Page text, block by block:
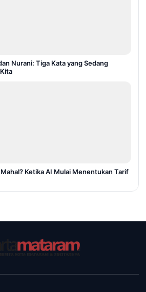
Nurani: Tiga Kata yang Sedang
Ketika AI Mulai Menentukan Tarif